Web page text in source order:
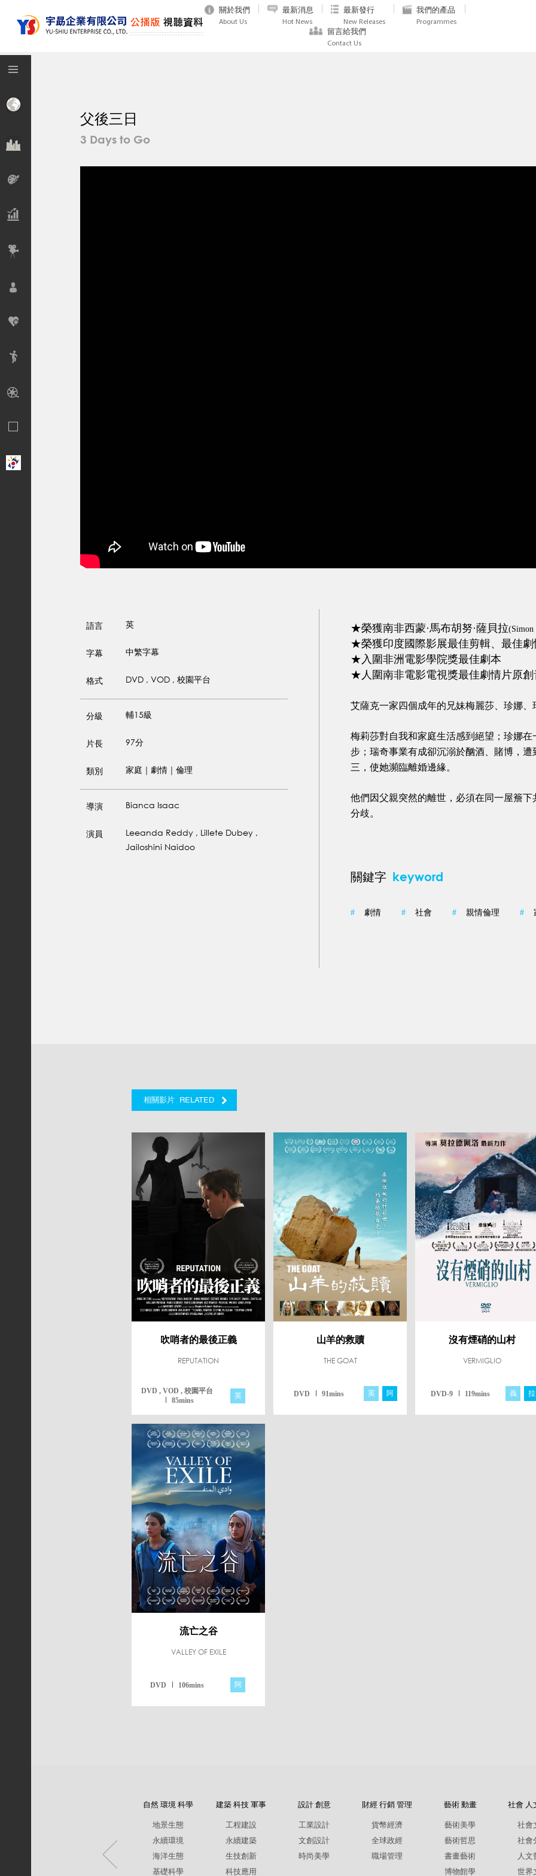
關於我們
About Us
最新消息
Hot News
最新發行
New Releases
我們的產品
Programmes
留言給我們
Contact Us
父後三日
3 Days to Go
語言 英
字幕 中繁字幕
格式 DVD , VOD , 校園平台
分級 輔15級
片長 97分
類別 家庭｜劇情｜倫理
導演 Bianca Isaac
演員
Leeanda Reddy , Lillete Dubey ,
Jailoshini Naidoo
★榮獲南非西蒙·馬布胡努·薩貝拉(Simon
★榮獲印度國際影展最佳剪輯、最佳
★入圍非洲電影學院獎最佳劇本
★人圍南非電影電視獎最佳劇情片原
艾薩克一家四個成年的兄妹梅麗莎、珍娜
梅莉莎對自我和家庭生活感到絕望；珍娜
步；瑞奇事業有成卻沉溺於酗酒、賭博，
三，使她瀕臨離婚邊緣。
他們因父親突然的離世，必須在同一屋簷
分歧。
關鍵字 keyword
# 劇情 # 社會 # 親情倫理 #
相關影片 RELATED
吹哨者的最後正義
REPUTATION
DVD , VOD , 校園平台
85mins
英
山羊的救贖
THE GOAT
DVD 91mins 英 阿
沒有煙硝的山村
VERMIGLIO
DVD-9 119mins 義 拉
流亡之谷
VALLEY OF EXILE
DVD 106mins 阿
自然 環境 科學
地景生態
永續環境
海洋生態
基礎科學
建築 科技 軍事
工程建設
永續建築
生技創新
科技應用
設計 創意
工業設計
文創設計
時尚美學
財經 行銷 管理
貨幣經濟
全球政經
職場管理
藝術 動畫
藝術美學
藝術哲思
書畫藝術
博物館學
社會 人
社會
社會
人文
世界